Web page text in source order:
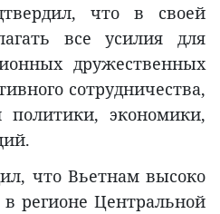
что в своей
все усилия для
дружественных
сотрудничества,
политики, экономики,
что Вьетнам высоко
регионе Центральной